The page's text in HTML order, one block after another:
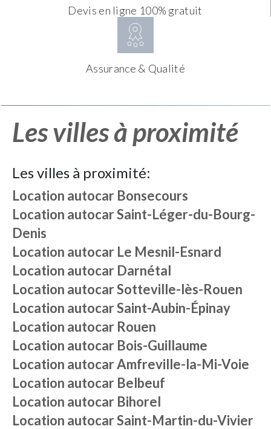
Devis en ligne 100% gratuit
Assurance & Qualité
Les villes à proximité
Les villes à proximité:
Location autocar Bonsecours
Location autocarSaint-Léger-du-Bourg-
Denis
Location autocar Le Mesnil-Esnard
Location autocar Darnétal
Location autocarSotteville-lès-Rouen
Location autocarSaint-Aubin-Épinay
Location autocar Rouen
Location autocar Bois-Guillaume
Location autocarAmfreville-la-Mi-Voie
Location autocar Belbeuf
Location autocar Bihorel
Location autocarSaint-Martin-du-Vivier